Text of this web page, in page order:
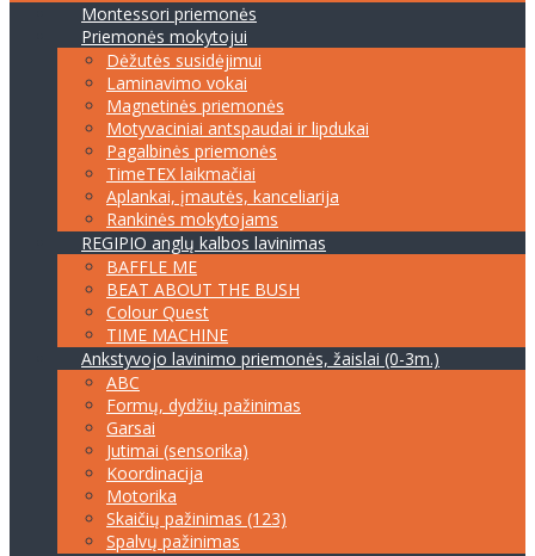
Montessori priemonės
Priemonės mokytojui
Dėžutės susidėjimui
Laminavimo vokai
Magnetinės priemonės
Motyvaciniai antspaudai ir lipdukai
Pagalbinės priemonės
TimeTEX laikmačiai
Aplankai, įmautės, kanceliarija
Rankinės mokytojams
REGIPIO anglų kalbos lavinimas
BAFFLE ME
BEAT ABOUT THE BUSH
Colour Quest
TIME MACHINE
Ankstyvojo lavinimo priemonės, žaislai (0-3m.)
ABC
Formų, dydžių pažinimas
Garsai
Jutimai (sensorika)
Koordinacija
Motorika
Skaičių pažinimas (123)
Spalvų pažinimas